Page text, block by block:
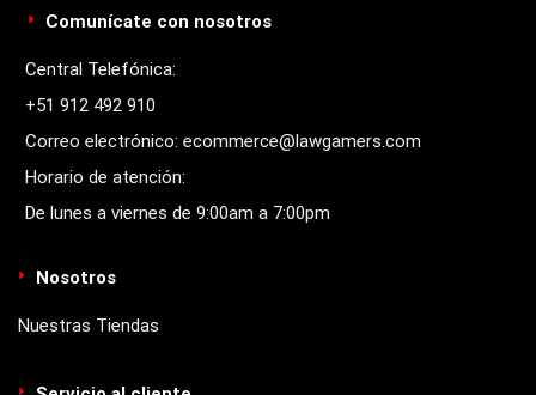
Comunícate con nosotros
Central Telefónica:
+51 912 492 910
Correo electrónico: ecommerce@lawgamers.com
Horario de atención:
De lunes a viernes de 9:00am a 7:00pm
Nosotros
Nuestras Tiendas